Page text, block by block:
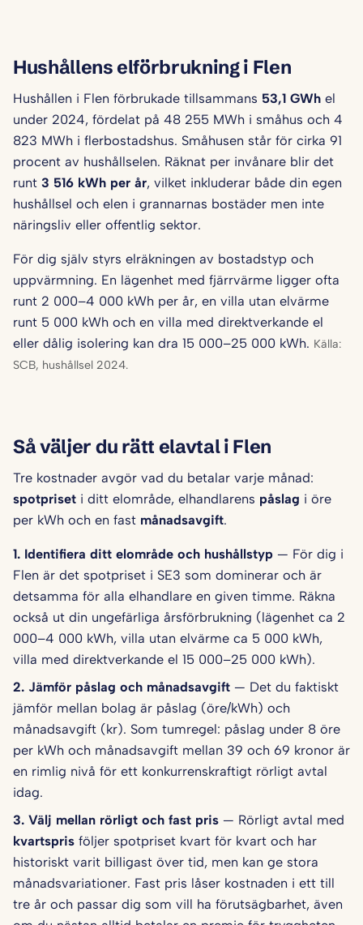
Hushållens elförbrukning i Flen
Hushållen i Flen förbrukade tillsammans 53,1 GWh el
under 2024, fördelat på 48 255 MWh i småhus och 4
823 MWh i flerbostadshus. Småhusen står för cirka 91
procent av hushållselen. Räknat per invånare blir det
runt 3 516 kWh per år, vilket inkluderar både din egen
hushållsel och elen i grannarnas bostäder men inte
näringsliv eller offentlig sektor.
För dig själv styrs elräkningen av bostadstyp och
uppvärmning. En lägenhet med fjärrvärme ligger ofta
runt 2 000–4 000 kWh per år, en villa utan elvärme
runt 5 000 kWh och en villa med direktverkande el
eller dålig isolering kan dra 15 000–25 000 kWh. Källa:
SCB, hushållsel 2024.
Så väljer du rätt elavtal i Flen
Tre kostnader avgör vad du betalar varje månad:
spotpriset i ditt elområde, elhandlarens påslag i öre
per kWh och en fast månadsavgift.
1. Identifiera ditt elområde och hushålls­typ — För dig i
Flen är det spotpriset i SE3 som dominerar och är
detsamma för alla elhandlare en given timme. Räkna
också ut din ungefärliga årsförbrukning (lägenhet ca 2
000–4 000 kWh, villa utan elvärme ca 5 000 kWh,
villa med direktverkande el 15 000–25 000 kWh).
2. Jämför påslag och månadsavgift — Det du faktiskt
jämför mellan bolag är påslag (öre/kWh) och
månadsavgift (kr). Som tumregel: påslag under 8 öre
per kWh och månadsavgift mellan 39 och 69 kronor är
en rimlig nivå för ett konkurrenskraftigt rörligt avtal
idag.
3. Välj mellan rörligt och fast pris — Rörligt avtal med
kvartspris följer spotpriset kvart för kvart och har
historiskt varit billigast över tid, men kan ge stora
månadsvariationer. Fast pris låser kostnaden i ett till
tre år och passar dig som vill ha förutsägbarhet, även